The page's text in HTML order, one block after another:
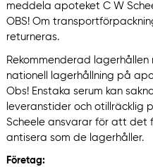
meddela apoteket C W
OBS! Om
returneras.
Rekommenderad
nationell lagerhållning på
Obs! Enstaka serum kan
leveranstider och otillräcklig
Scheele ansvarar för att det
antisera som de lagerhåller.
Företag: